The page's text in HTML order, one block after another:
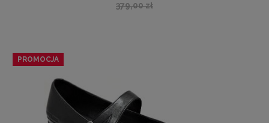
379,00 zł
PROMOCJA